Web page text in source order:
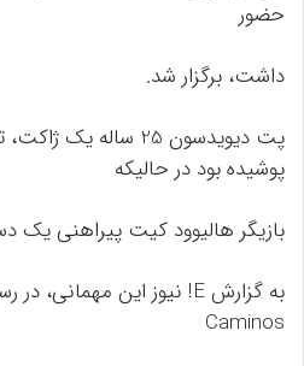
حضور
داشت، برگزار شد.
پت دیویدسون 25 ساله
پوشیده بود در حالیکه
بازیگر هالیوود کیت پیراهنی
Caminos